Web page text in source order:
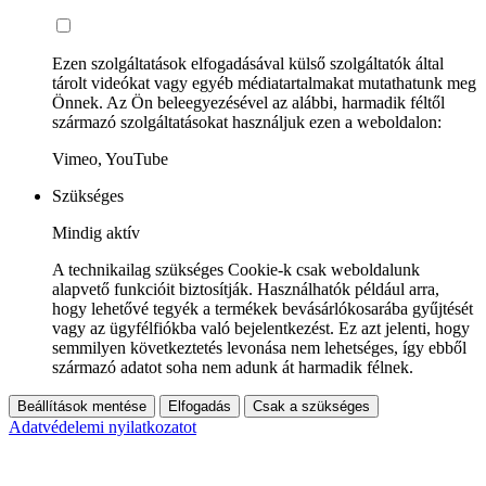
Ezen szolgáltatások elfogadásával külső szolgáltatók által
tárolt videókat vagy egyéb médiatartalmakat mutathatunk meg
Önnek. Az Ön beleegyezésével az alábbi, harmadik féltől
származó szolgáltatásokat használjuk ezen a weboldalon:
Vimeo, YouTube
Szükséges
Mindig aktív
A technikailag szükséges Cookie-k csak weboldalunk
alapvető funkcióit biztosítják. Használhatók például arra,
hogy lehetővé tegyék a termékek bevásárlókosarába gyűjtését
vagy az ügyfélfiókba való bejelentkezést. Ez azt jelenti, hogy
semmilyen következtetés levonása nem lehetséges, így ebből
származó adatot soha nem adunk át harmadik félnek.
Beállítások mentése Elfogadás Csak a szükséges
Adatvédelemi nyilatkozatot